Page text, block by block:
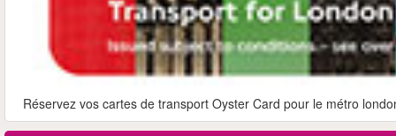
Réservez vos cartes de transport Oyster Card pour le métro